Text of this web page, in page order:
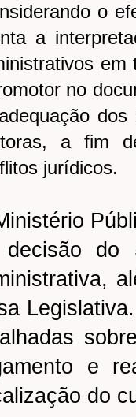
o
a
em
no
a fim
jurídicos.
do
e
do